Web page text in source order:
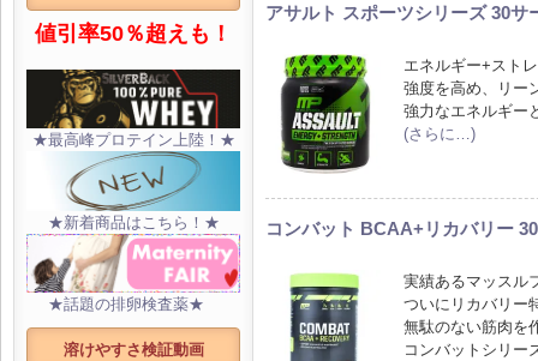
値引率50％超えも！
★最高峰プロテイン上陸！★
★新着商品はこちら！★
★話題の排卵検査薬★
溶けやすさ検証動画
アサルト スポーツシリーズ 30サ
エネルギー+スト
強度を高め、リー
強力なエネルギー
(さらに…)
コンバット BCAA+リカバリー
実績あるマッスル
ついにリカバリー
無駄のない筋肉を
コンバットシリー